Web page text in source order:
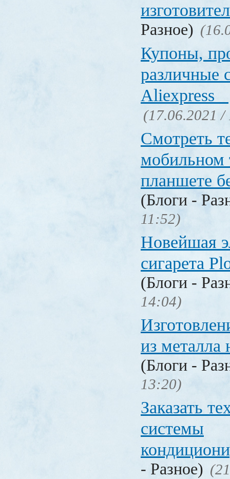
Разное)
Купоны,
различные
Aliexpress
(17.06.2021 /
Смотреть
мобильном
планшете
(Блоги -
11:52)
Новейшая
сигарета
(Блоги -
14:04)
из
(Блоги -
13:20)
Заказать
системы
- Разное)